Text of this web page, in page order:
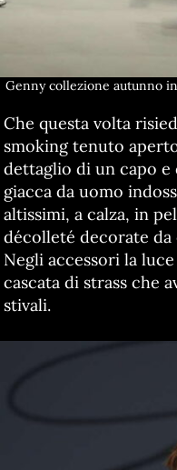
Genny collezione autunno
Che questa volta
smoking tenuto
dettaglio di un capo
giacca da uomo
altissimi, a calza, in
décolleté decorate
Negli accessori la
cascata di strass che
stivali.